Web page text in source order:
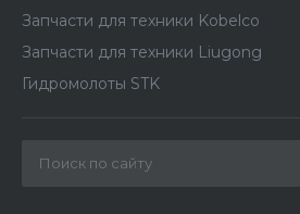
Запчасти для техники Kobelco
Запчасти для техники Liugong
Гидромолоты STK